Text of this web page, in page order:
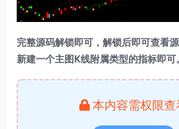
完整源码解锁即可，解锁后即可查看
新建一个主图K线附属类型的指标即可。
本内容需权限查